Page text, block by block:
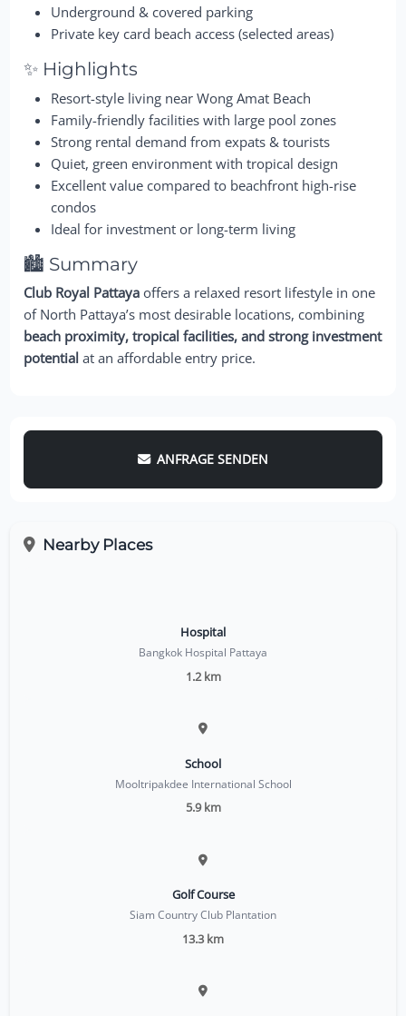
Underground & covered parking
Private key card beach access (selected areas)
✨ Highlights
Resort-style living near Wong Amat Beach
Family-friendly facilities with large pool zones
Strong rental demand from expats & tourists
Quiet, green environment with tropical design
Excellent value compared to beachfront high-rise
condos
Ideal for investment or long-term living
🏙️ Summary
Club Royal Pattaya offers a relaxed resort lifestyle in one
of North Pattaya’s most desirable locations, combining
beach proximity, tropical facilities, and strong investment
potential at an affordable entry price.
ANFRAGE SENDEN
Nearby Places
Hospital
Bangkok Hospital Pattaya
1.2 km
School
Mooltripakdee International School
5.9 km
Golf Course
Siam Country Club Plantation
13.3 km